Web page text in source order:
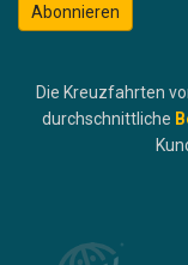
Abonnieren
Die Kreuzfahrten
durchschnittliche